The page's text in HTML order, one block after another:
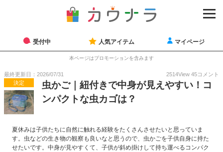
受付中 人気アイテム マイページ
本ページはプロモーションを含みます
最終更新日：2026/07/31 2514View 45コメント
決定
虫かご｜紐付きで中身が見えやすい！コ
ンパクトな虫カゴは？
夏休みは子供たちに自然に触れる経験をたくさんさせたいと思っていま
す。虫などの生き物の観察も良いなと思うので、虫かごを子供自身に持た
せたいです。中身が見やすくて、子供が斜め掛けして持ち運べるコンパク